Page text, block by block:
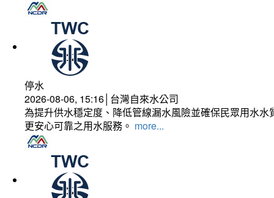
停水
2026-08-06, 15:16│台灣自來水公司
為提升供水穩定度、降低管線漏水風險並確保民眾用水
更安心可靠之用水服務。 more...